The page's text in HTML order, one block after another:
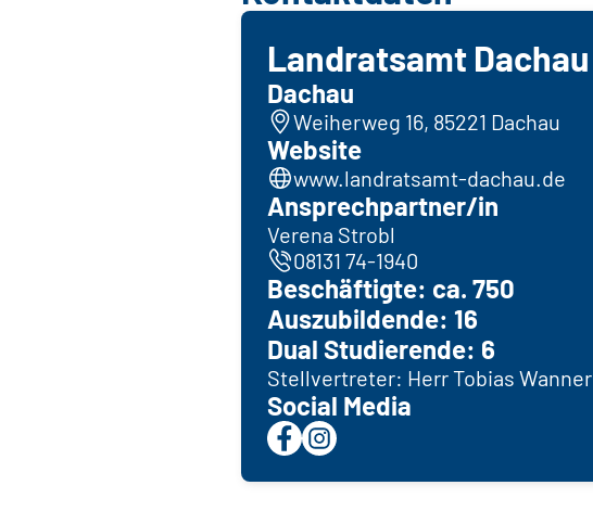
Landratsamt Dachau
Dachau
Weiherweg 16, 85221 Dachau
Website
www.landratsamt-dachau.de
Ansprechpartner/in
Verena Strobl
08131 74-1940
Beschäftigte: ca. 750
Auszubildende: 16
Dual Studierende: 6
Stellvertreter: Herr Tobias Wanner
Social Media